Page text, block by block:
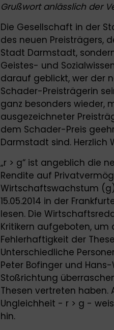
Grußwort anlässlich der
Die Gesellschaft in der
des neuen Preisträgers,
Stadt Darmstadt,
Geistes- und
darauf geblickt, wer der
Schader-Preisträgerin
ganz besonders wieder,
ausgezeichneter
dem Schader-Preis
Darmstadt sind. Herzlich
„r > g“ ist angeblich die
Rendite auf
Wirtschaftswachstum
15.05.2014 in der
lesen. Die
Kritikern aufgeboten, um
Fehlerhaftigkeit der
Unterschiedliche
Peter Bofinger und
Stoßrichtung
Thesen vertreten haben.
Ungleichheit - r > g -
hin.